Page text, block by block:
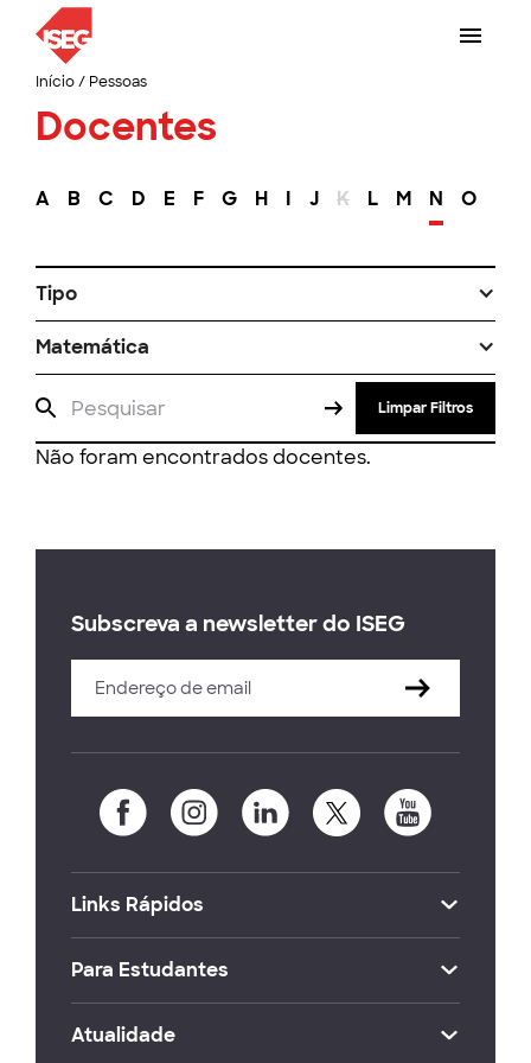
Início/ Pessoas
Docentes
A B C D E F G H I J K L M N O
Tipo
Matemática
Limpar Filtros
Não foram encontrados docentes.
Subscreva a newsletter do ISEG
Links Rápidos
Para Estudantes
Atualidade